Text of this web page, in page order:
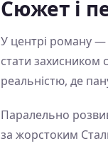
Сюжет і
У центрі роману —
стати захисником
реальністю, де
Паралельно
за жорстоким